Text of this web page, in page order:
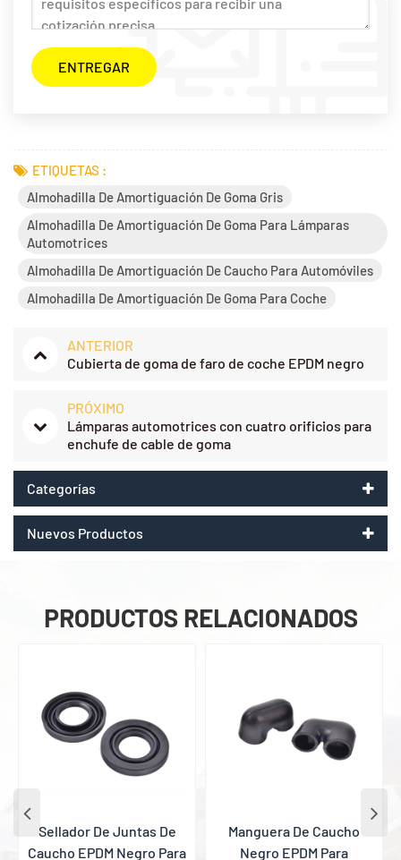
ETIQUETAS :
Almohadilla De Amortiguación De Goma Gris
Almohadilla De Amortiguación De Goma Para Lámparas
Automotrices
Almohadilla De Amortiguación De Caucho Para Automóviles
Almohadilla De Amortiguación De Goma Para Coche
ANTERIOR
Cubierta de goma de faro de coche EPDM negro
PRÓXIMO
Lámparas automotrices con cuatro orificios para
enchufe de cable de goma
Categorías
Nuevos Productos
PRODUCTOS RELACIONADOS
Sellador De Juntas De
Caucho EPDM Negro Para
Manguera De Caucho
Negro EPDM Para